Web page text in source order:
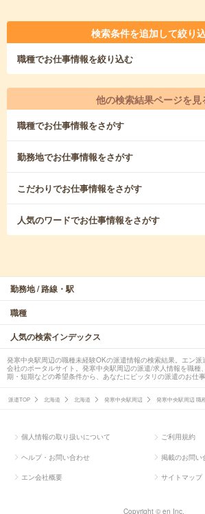
検索条件を追加して絞り
職種でお仕事情報を絞り込む
他の検索結果ページを見
職種でお仕事情報をさがす
勤務地でお仕事情報をさがす
こだわりでお仕事情報をさがす
人気のワードでお仕事情報をさがす
勤務地 / 路線・駅
職種
人気の検索インデックス
発寒中央駅周辺の職種未経験OKの派遣情報の検索結果。エン
会社のポータルサイト。発寒中央駅周辺の派遣/求人情報を職種
期・短期などの希望条件から、あなたにピッタリの派遣のお仕事
派遣TOP 北海道 北海道 発寒中央駅周辺 発寒中央駅周辺 職
個人情報の取り扱いについて ご利用規約
ヘルプ・お問い合わせ 掲載のお問い
エン会社概要 サイトマップ
Copyright © en Inc.